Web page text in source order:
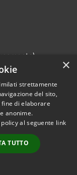
© 2026 • Comune di
• Powered by
•
Accesso
redazione
×
strettamente
del sito,
di elaborare
anonime.
al seguente link
TUTTO